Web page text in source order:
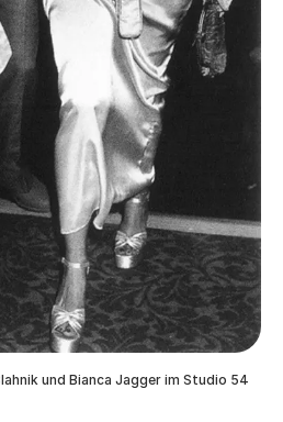
und Bianca Jagger im Studio 54